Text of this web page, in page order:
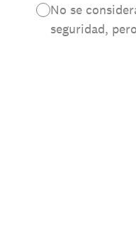
No se
seguridad,